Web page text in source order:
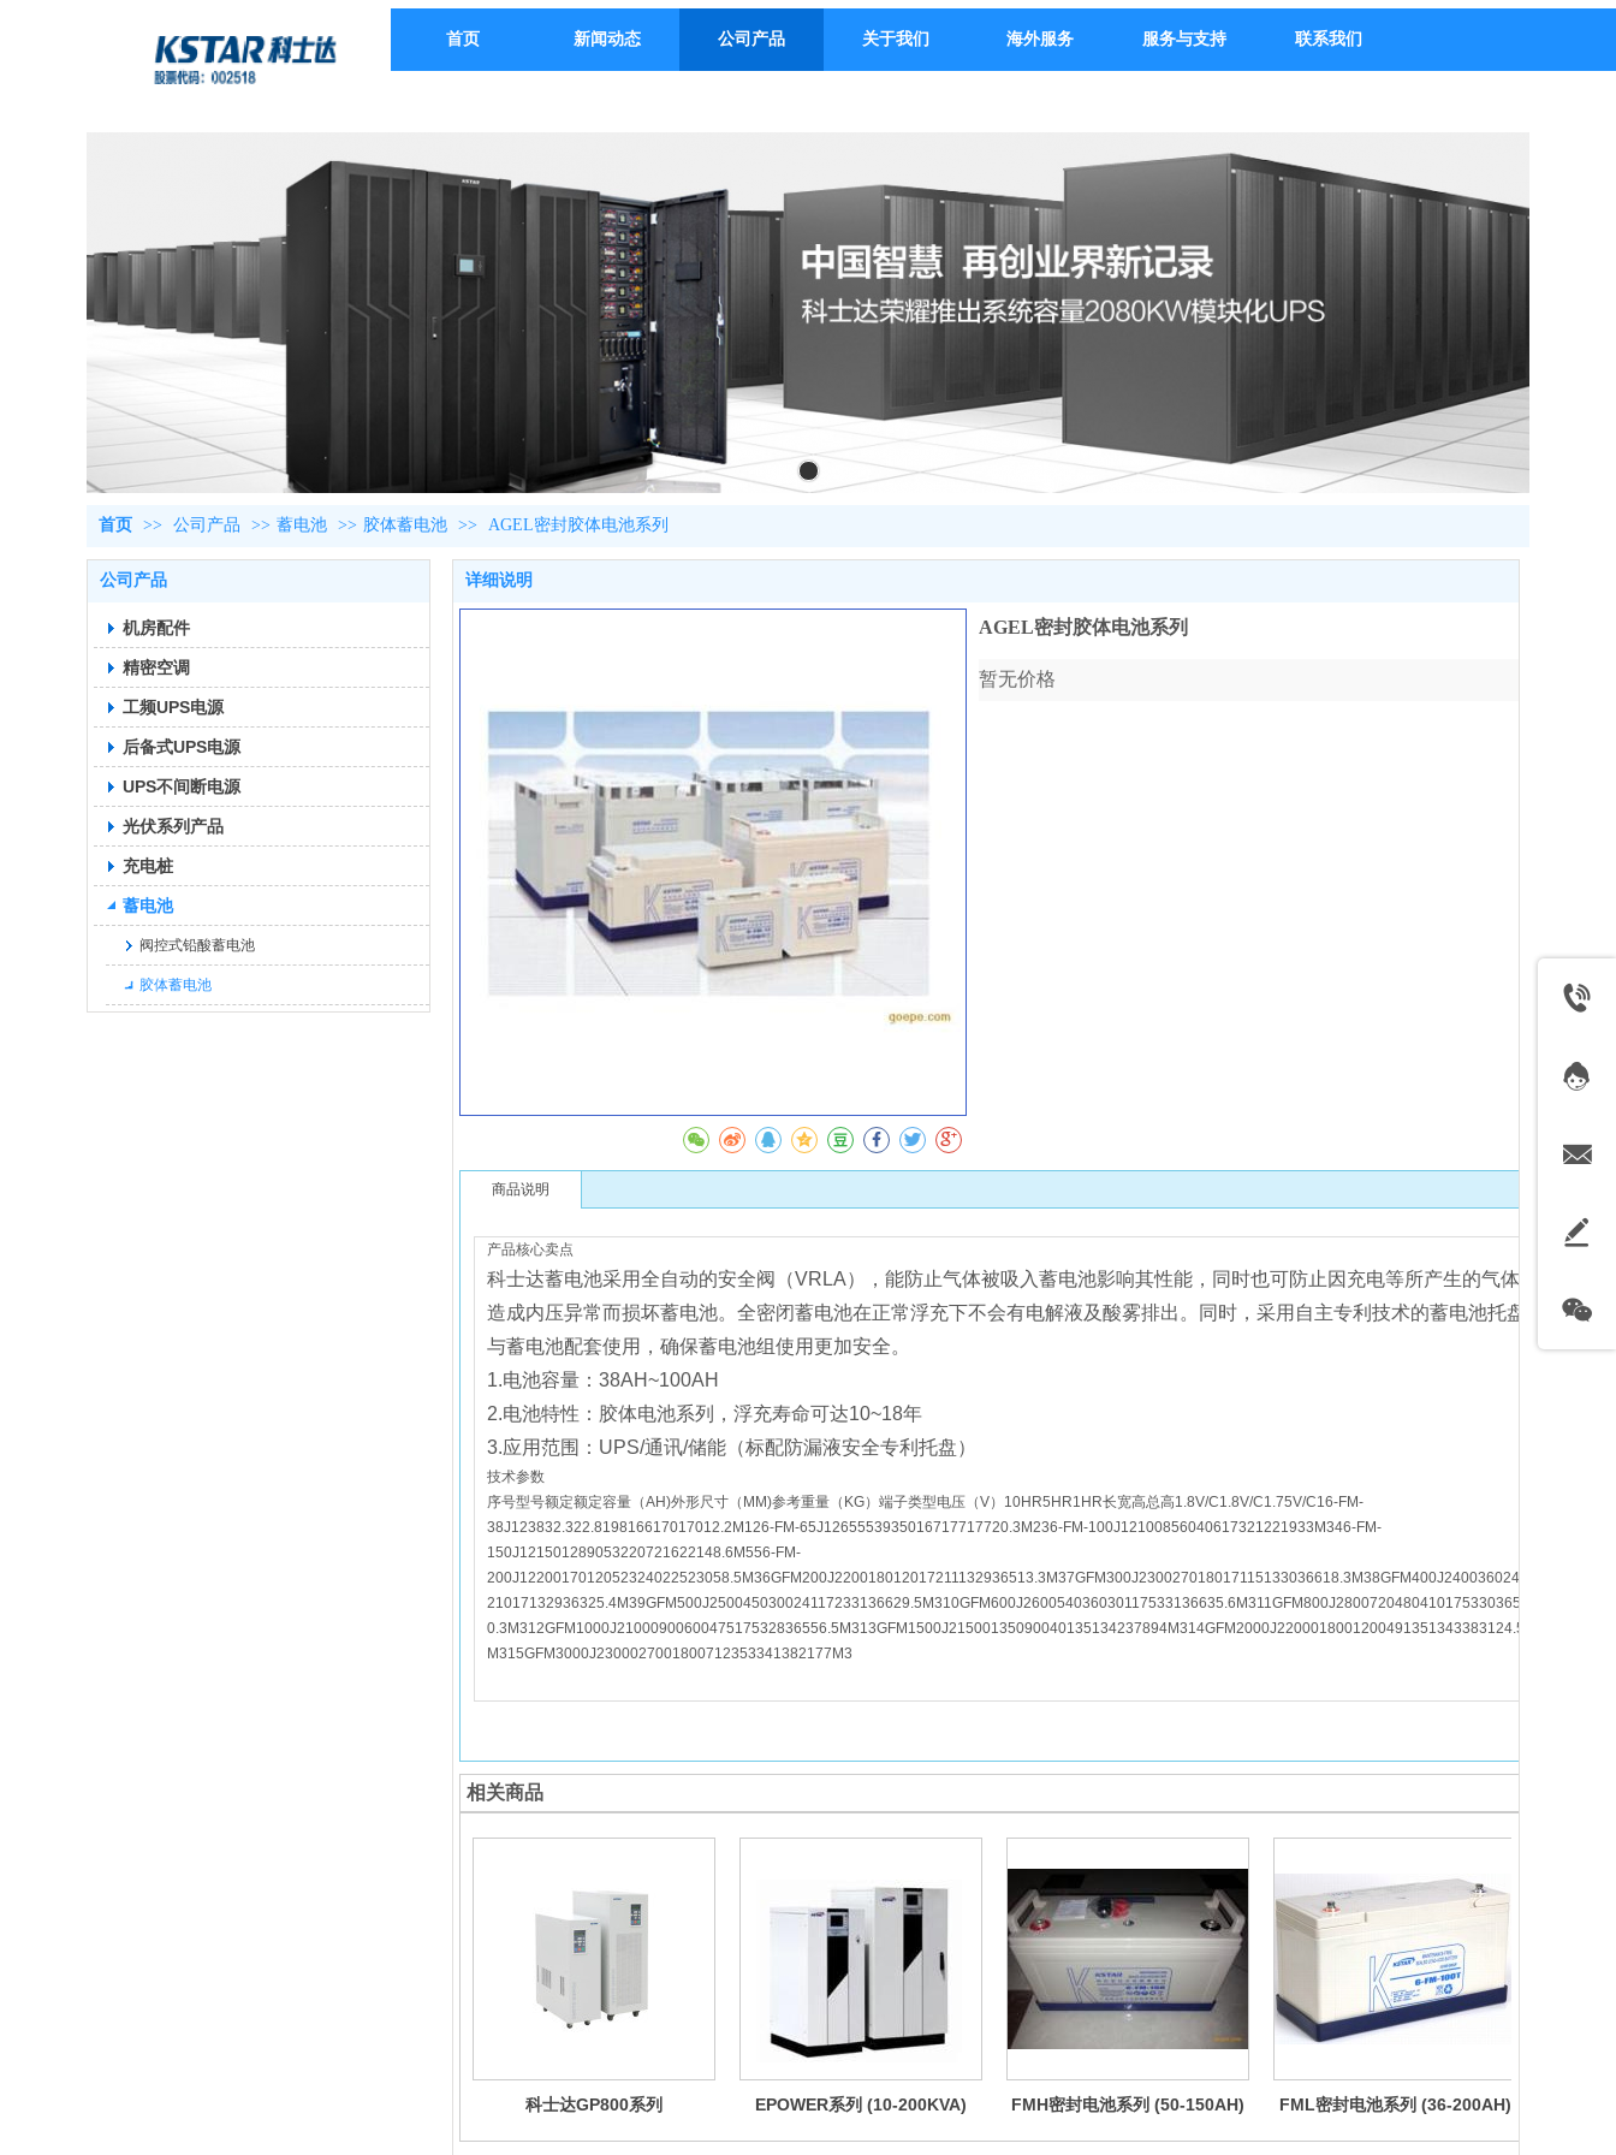
首页 新闻动态 公司产品 关于我们 海外服务 服务与支持 联系我们
首页 >> 公司产品 >> 蓄电池 >> 胶体蓄电池 >> AGEL密封胶体电池系列
公司产品
机房配件
精密空调
工频UPS电源
后备式UPS电源
UPS不间断电源
光伏系列产品
充电桩
蓄电池
阀控式铅酸蓄电池
胶体蓄电池
详细说明
AGEL密封胶体电池系列
暂无价格
商品说明
产品核心卖点
科士达蓄电池采用全自动的安全阀（VRLA），能防止气体被吸入蓄电池影响其性能，同时也可防止因充电等所产生的气体
造成内压异常而损坏蓄电池。全密闭蓄电池在正常浮充下不会有电解液及酸雾排出。同时，采用自主专利技术的蓄电池托盘
与蓄电池配套使用，确保蓄电池组使用更加安全。
1.电池容量：38AH~100AH
2.电池特性：胶体电池系列，浮充寿命可达10~18年
3.应用范围：UPS/通讯/储能（标配防漏液安全专利托盘）
技术参数
序号型号额定额定容量（AH)外形尺寸（MM)参考重量（KG）端子类型电压（V）10HR5HR1HR长宽高总高1.8V/C1.8V/C1.75V/C16-FM-
38J123832.322.819816617017012.2M126-FM-65J1265553935016717717720.3M236-FM-100J12100856040617321221933M346-FM-
150J121501289053220721622148.6M556-FM-
200J1220017012052324022523058.5M36GFM200J220018012017211132936513.3M37GFM300J230027018017115133036618.3M38GFM400J2400360240
21017132936325.4M39GFM500J250045030024117233136629.5M310GFM600J260054036030117533136635.6M311GFM800J28007204804101753303655
0.3M312GFM1000J2100090060047517532836556.5M313GFM1500J21500135090040135134237894M314GFM2000J2200018001200491351343383124.5
M315GFM3000J2300027001800712353341382177M3
相关商品
科士达GP800系列 EPOWER系列 (10-200KVA) FMH密封电池系列 (50-150AH) FML密封电池系列 (36-200AH)